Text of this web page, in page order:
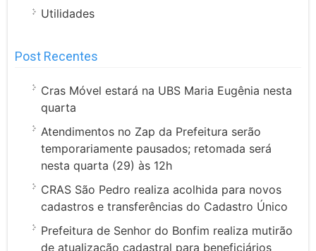
Utilidades
Post Recentes
Cras Móvel estará na UBS Maria Eugênia nesta
quarta
Atendimentos no Zap da Prefeitura serão
temporariamente pausados; retomada será
nesta quarta (29) às 12h
CRAS São Pedro realiza acolhida para novos
cadastros e transferências do Cadastro Único
Prefeitura de Senhor do Bonfim realiza mutirão
de atualização cadastral para beneficiários